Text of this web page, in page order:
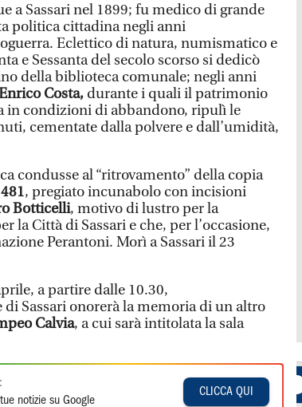
a Sassari nel 1899; fu medico di grande
politica cittadina negli anni
Eclettico di natura, numismatico e
e Sessanta del secolo scorso si dedicò
della biblioteca comunale; negli anni
Costa, durante i quali il patrimonio
in condizioni di abbandono, ripulì le
cementate dalla polvere e dall’umidità,
condusse al “ritrovamento” della copia
, pregiato incunabolo con incisioni
Botticelli, motivo di lustro per la
la Città di Sassari e che, per l’occasione,
Perantoni. Morì a Sassari il 23
a partire dalle 10.30,
Sassari onorerà la memoria di un altro
Calvia, a cui sarà intitolata la sala
notizie su Google
CLICCA QUI